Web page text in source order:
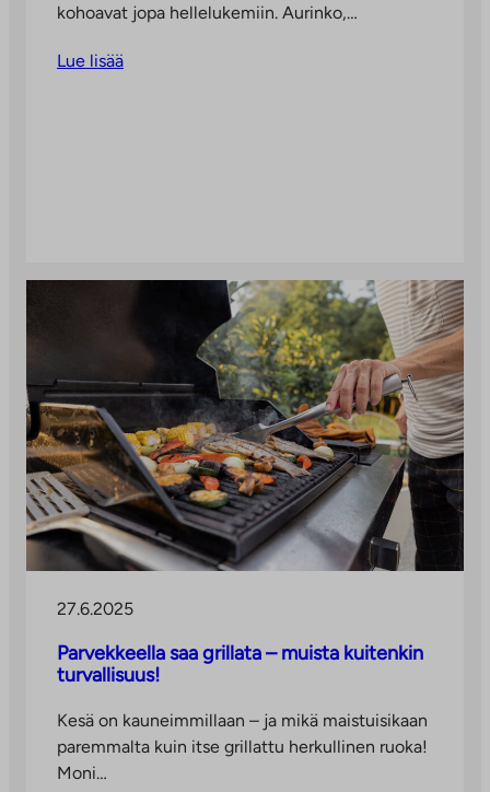
kohoavat jopa hellelukemiin. Aurinko,…
Lue lisää
27.6.2025
Parvekkeella saa grillata – muista kuitenkin
turvallisuus!
Kesä on kauneimmillaan – ja mikä maistuisikaan
paremmalta kuin itse grillattu herkullinen ruoka!
Moni…